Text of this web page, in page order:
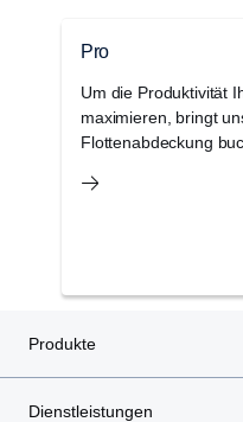
Pro
Um die Produktivität
maximieren, bringt
Flottenabdeckung
Produkte
Dienstleistungen